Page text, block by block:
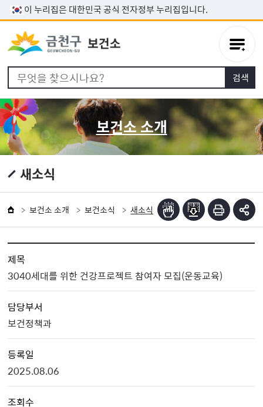
본문 바로가기
이 누리집은 대한민국 공식 전자정부 누리집입니다.
보건소 소개
새소식
보건소 소개 보건소식 새소식
제목
3040세대를 위한 건강프로젝트 참여자 모집(운동교육)
담당부서
보건정책과
등록일
2025.08.06
조회수